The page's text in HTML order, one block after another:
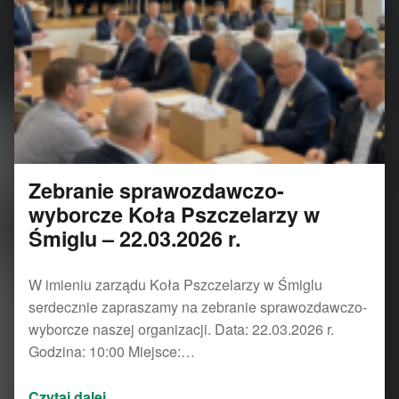
Zebranie sprawozdawczo-
wyborcze Koła Pszczelarzy w
Śmiglu – 22.03.2026 r.
W imieniu zarządu Koła Pszczelarzy w Śmiglu
serdecznie zapraszamy na zebranie sprawozdawczo-
wyborcze naszej organizacji. Data: 22.03.2026 r.
Godzina: 10:00 Miejsce:…